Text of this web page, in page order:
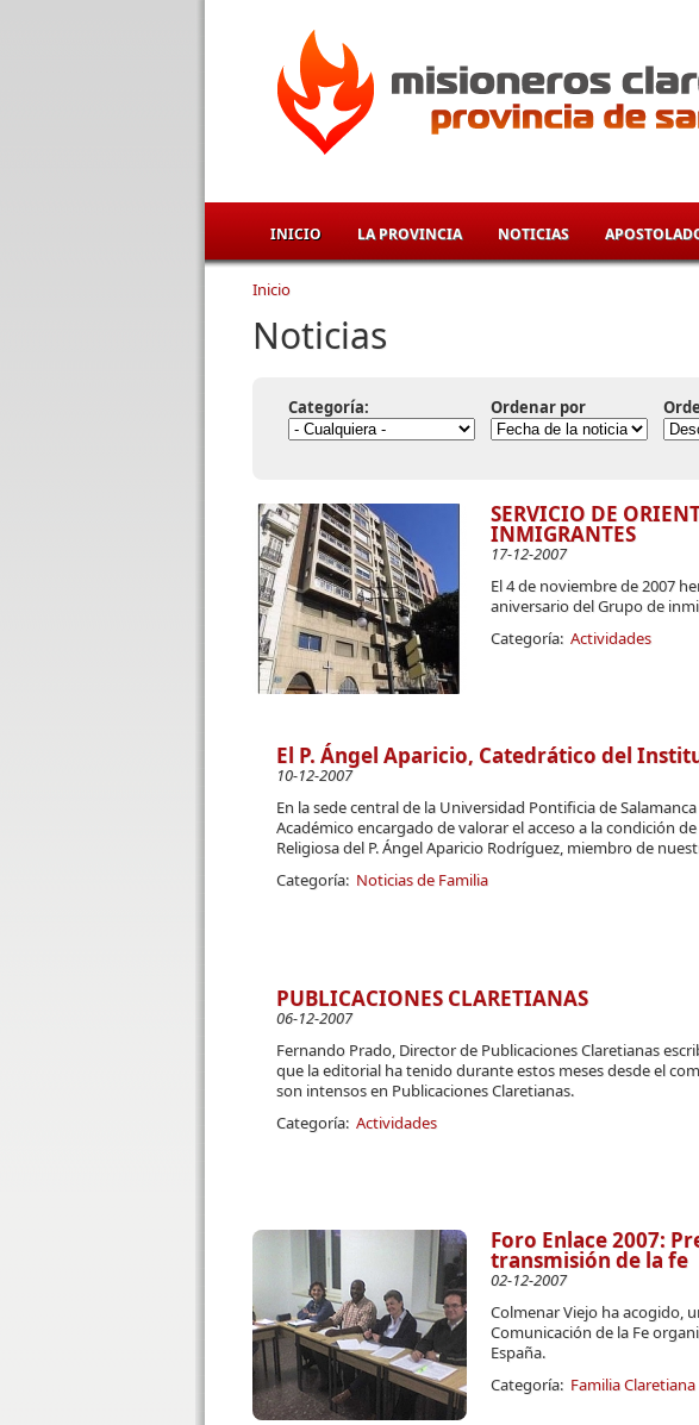
INICIO LA PROVINCIA NOTICIAS
Se encuentra usted aquí
Inicio
Noticias
Categoría: Ordenar por
SERVICIO DE
INMIGRANTES
17-12-2007
El 4 de noviembre de 2007
aniversario del Grupo de
Categoría: Actividades
El P. Ángel Aparicio, Catedrático del
10-12-2007
En la sede central de la Universidad Pontificia de
Académico encargado de valorar el acceso a la condición
Religiosa del P. Ángel Aparicio Rodríguez, miembro de
Categoría: Noticias de Familia
PUBLICACIONES CLARETIANAS
06-12-2007
Fernando Prado, Director de Publicaciones Claretianas
que la editorial ha tenido durante estos meses desde el
son intensos en Publicaciones Claretianas.
Categoría: Actividades
Foro Enlace 2007:
transmisión de la fe
02-12-2007
Colmenar Viejo ha acogido,
Comunicación de la Fe
España.
Categoría: Familia Claretiana